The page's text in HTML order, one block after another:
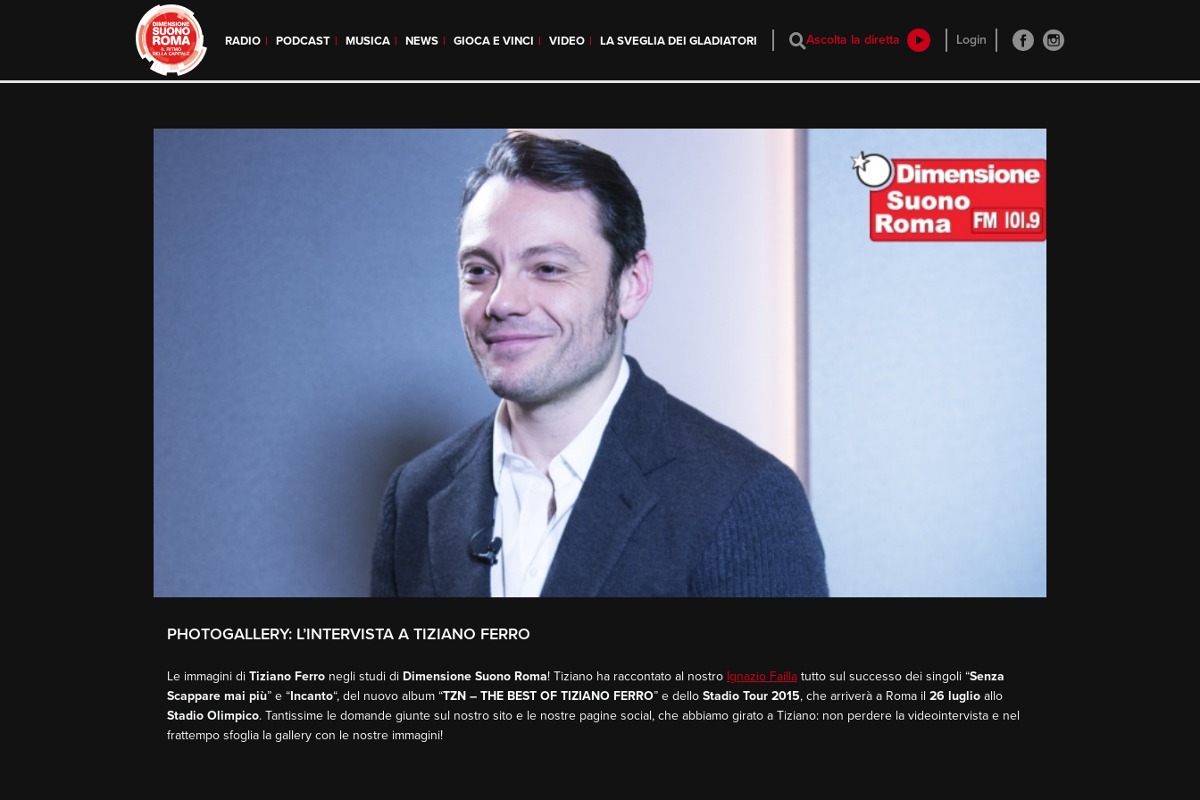
RADIO PODCAST MUSICA NEWS GIOCA E VINCI VIDEO LA SVEGLIA DEI GLADIATORI Ascolta la diretta Login
PHOTOGALLERY: L’INTERVISTA A TIZIANO FERRO
Le immagini di Tiziano Ferro negli studi di Dimensione Suono Roma! Tiziano ha raccontato al nostro Ignazio Failla tutto sul successo dei singoli “Senza
Scappare mai più” e “Incanto“, del nuovo album “TZN – THE BEST OF TIZIANO FERRO” e dello Stadio Tour 2015, che arriverà a Roma il 26 luglio allo
Stadio Olimpico. Tantissime le domande giunte sul nostro sito e le nostre pagine social, che abbiamo girato a Tiziano: non perdere la videointervista e nel
frattempo sfoglia la gallery con le nostre immagini!